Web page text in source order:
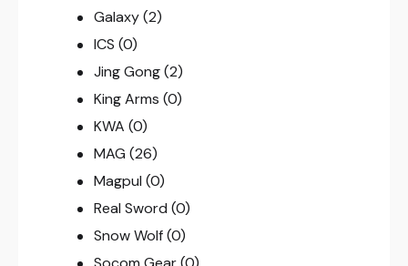
Galaxy (2)
ICS (0)
Jing Gong (2)
King Arms (0)
KWA (0)
MAG (26)
Magpul (0)
Real Sword (0)
Snow Wolf (0)